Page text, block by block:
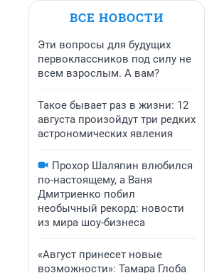
ВСЕ НОВОСТИ
Эти вопросы для будущих
первоклассников под силу не
всем взрослым. А вам?
Такое бывает раз в жизни: 12
августа произойдут три редких
астрономических явления
Прохор Шаляпин влюбился
по-настоящему, а Ваня
Дмитриенко побил
необычный рекорд: новости
из мира шоу-бизнеса
«Август принесет новые
возможности»: Тамара Глоба